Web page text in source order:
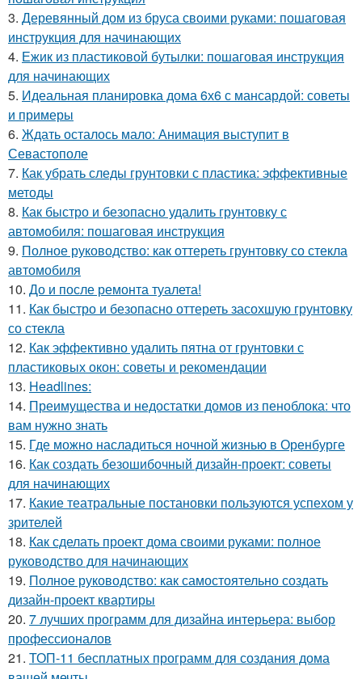
3. Деревянный дом из бруса своими руками: пошаговая
инструкция для начинающих
4. Ежик из пластиковой бутылки: пошаговая инструкция
для начинающих
5. Идеальная планировка дома 6х6 с мансардой: советы
и примеры
6. Ждать осталось мало: Анимация выступит в
Севастополе
7. Как убрать следы грунтовки с пластика: эффективные
методы
8. Как быстро и безопасно удалить грунтовку с
автомобиля: пошаговая инструкция
9. Полное руководство: как оттереть грунтовку со стекла
автомобиля
10. До и после ремонта туалета!
11. Как быстро и безопасно оттереть засохшую грунтовку
со стекла
12. Как эффективно удалить пятна от грунтовки с
пластиковых окон: советы и рекомендации
13. Headlines:
14. Преимущества и недостатки домов из пеноблока: что
вам нужно знать
15. Где можно насладиться ночной жизнью в Оренбурге
16. Как создать безошибочный дизайн-проект: советы
для начинающих
17. Какие театральные постановки пользуются успехом у
зрителей
18. Как сделать проект дома своими руками: полное
руководство для начинающих
19. Полное руководство: как самостоятельно создать
дизайн-проект квартиры
20. 7 лучших программ для дизайна интерьера: выбор
профессионалов
21. ТОП-11 бесплатных программ для создания дома